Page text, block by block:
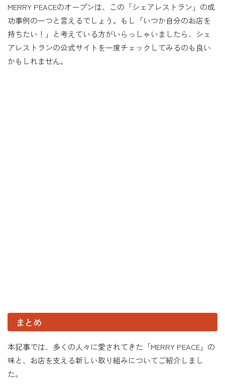
MERRY PEACEのオープンは、この「シェアレストラン」の成
功事例の一つと言えるでしょう。もし「いつか自分のお店を
持ちたい！」と考えている方がいらっしゃいましたら、シェ
アレストランの公式サイトを一度チェックしてみるのも良い
かもしれません。
まとめ
本記事では、多くの人々に愛されてきた「MERRY PEACE」の
味と、お店を支える新しい取り組みについてご紹介しまし
た。